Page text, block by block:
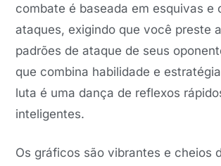
combate é baseada em esquivas e
ataques, exigindo que você preste
padrões de ataque de seus
que combina habilidade e
luta é uma dança de reflexos
inteligentes.
Os gráficos são vibrantes e cheios